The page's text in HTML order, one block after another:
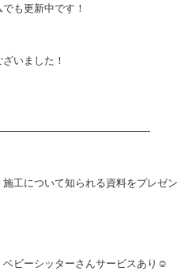
も更新中です！
いました！
工について知られる資料をプレゼン
ビーシッターさんサービスあり☺︎